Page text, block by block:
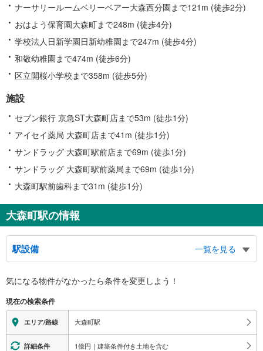
ナーサリールームベリーベアー大森西分園まで121m (徒歩2分)
おはよう保育園大森町まで248m (徒歩4分)
学校法人日新学園日新幼稚園まで247m (徒歩4分)
和敬幼稚園まで474m (徒歩6分)
区立開桜小学校まで358m (徒歩5分)
施設
セブン銀行 京急ST大森町店まで53m (徒歩1分)
アイセイ薬局 大森町店まで41m (徒歩1分)
サンドラッグ 大森町駅前店まで69m (徒歩1分)
サンドラッグ 大森町駅前薬局まで69m (徒歩1分)
大森町駅前歯科まで31m (徒歩1分)
大森町駅の情報
駅設備
一覧を見る
※段差なしでの移動経路
地上⇔改札⇔ホーム：○
エレベータ
・各ホーム⇔改札
エスカレータ
気になる物件がなかったら条件を変更しよう！
現在の検索条件
エリア/路線 大森町駅
詳細条件 1億円｜建築条件付き土地を含む